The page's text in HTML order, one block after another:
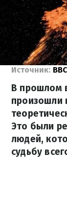
Источник: ВВС
В прошлом
произошли
Это были
людей,
судьбу